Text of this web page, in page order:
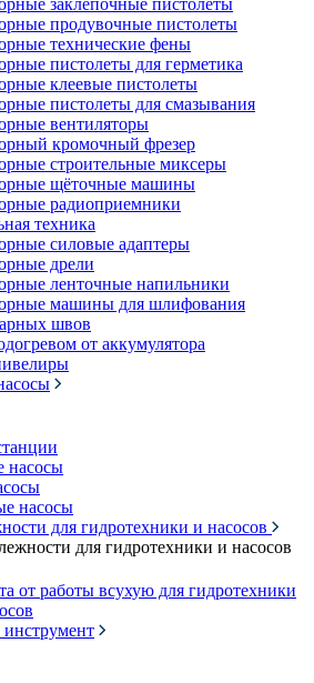
заклёпочные пистолеты
продувочные пистолеты
технические фены
пистолеты для герметика
клеевые пистолеты
пистолеты для смазывания
вентиляторы
кромочный фрезер
строительные миксеры
щёточные машины
радиоприемники
техника
силовые адаптеры
дрели
ленточные напильники
машины для шлифования
швов
от аккумулятора
насосы
насосы
для гидротехники и насосов
для гидротехники и насосов
от работы всухую для гидротехники